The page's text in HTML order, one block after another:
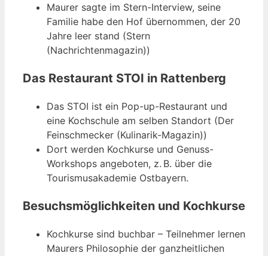
Maurer sagte im Stern-Interview, seine
Familie habe den Hof übernommen, der 20
Jahre leer stand (Stern
(Nachrichtenmagazin))
Das Restaurant STOI in Rattenberg
Das STOI ist ein Pop-up-Restaurant und
eine Kochschule am selben Standort (Der
Feinschmecker (Kulinarik-Magazin))
Dort werden Kochkurse und Genuss-
Workshops angeboten, z. B. über die
Tourismusakademie Ostbayern.
Besuchsmöglichkeiten und Kochkurse
Kochkurse sind buchbar – Teilnehmer lernen
Maurers Philosophie der ganzheitlichen